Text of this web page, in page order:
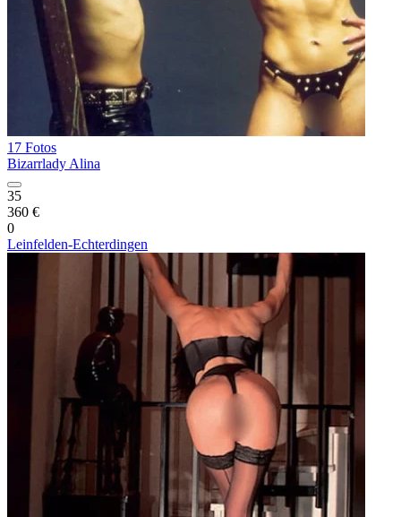
17 Fotos
Bizarrlady Alina
35
360 €
0
Leinfelden-Echterdingen